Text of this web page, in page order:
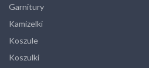
Garnitury
Kamizelki
Koszule
Koszulki